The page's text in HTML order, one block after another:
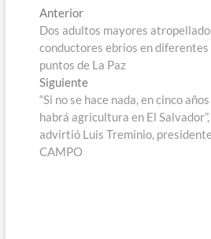
Navegación
de
entradas
AnteriorEntrada
anterior:
Dos adultos mayores
conductores ebrios en diferentes
puntos de La Paz
SiguienteEntrada
siguiente:
“Si no se hace nada, en cinco
habrá agricultura en El Salvador”,
advirtió Luis Treminio,
CAMPO